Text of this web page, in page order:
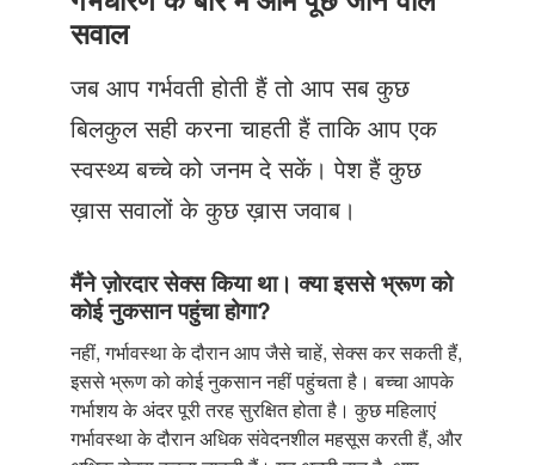
Just Poocho
सवाल
जब आप गर्भवती होती हैं तो आप सब कुछ
बिलकुल सही करना चाहती हैं ताकि आप एक
स्वस्थ्य बच्चे को जनम दे सकें। पेश हैं कुछ
ख़ास सवालों के कुछ ख़ास जवाब।
मैंने ज़ोरदार सेक्स किया था। क्या इससे भ्रूण को
कोई नुकसान पहुंचा होगा?
नहीं, गर्भावस्था के दौरान आप जैसे चाहें, सेक्स कर सकती हैं,
इससे भ्रूण को कोई नुकसान नहीं पहुंचता है। बच्चा आपके
गर्भाशय के अंदर पूरी तरह सुरक्षित होता है। कुछ महिलाएं
गर्भावस्था के दौरान अधिक संवेदनशील महसूस करती हैं, और